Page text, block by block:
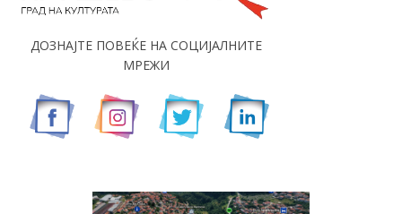
ДОЗНАЈТЕ ПОВЕЌЕ НА СОЦИЈАЛНИТЕ
МРЕЖИ